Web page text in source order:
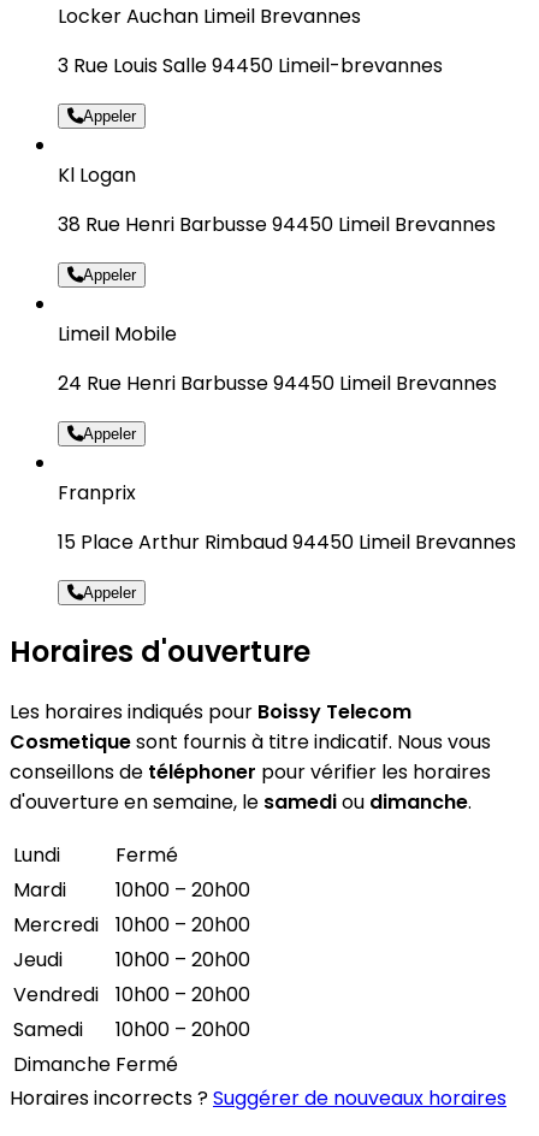
Locker Auchan Limeil Brevannes
3 Rue Louis Salle 94450 Limeil-brevannes
Appeler
Kl Logan
38 Rue Henri Barbusse 94450 Limeil Brevannes
Appeler
Limeil Mobile
24 Rue Henri Barbusse 94450 Limeil Brevannes
Appeler
Franprix
15 Place Arthur Rimbaud 94450 Limeil Brevannes
Appeler
Horaires d'ouverture
Les horaires indiqués pour Boissy Telecom
Cosmetiquesont fournis à titre indicatif. Nous vous
conseillons de téléphoner pour vérifier les horaires
d'ouverture en semaine, le samediou dimanche.
Lundi
Fermé
Mardi
10h00 – 20h00
Mercredi
10h00 – 20h00
Jeudi
10h00 – 20h00
Vendredi
10h00 – 20h00
Samedi
10h00 – 20h00
Dimanche Fermé
Horaires incorrects ?Suggérer de nouveaux horaires